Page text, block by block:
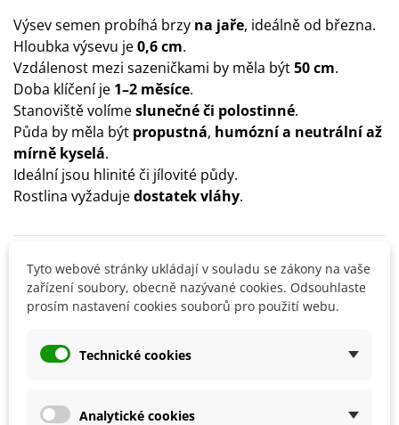
Výsev semen probíhá brzy na jaře, ideálně od března.
Hloubka výsevu je0,6 cm.
Vzdálenost mezi sazeničkami by měla být50 cm.
Doba klíčení je 1–2 měsíce.
Stanoviště volímeslunečné či polostinné.
Půda by měla být propustná, humózní a neutrální až
mírně kyselá.
Ideální jsou hlinité či jílovité půdy.
Rostlina vyžadujedostatek vláhy.
Detaily produktu
SOUVISEJÍCÍ PRODUKTY
Tyto webové stránky ukládají v souladu se zákony na vaše
zařízení soubory, obecně nazývané cookies. Odsouhlaste
prosím nastavení cookies souborů pro použití webu.
Technické cookies
Analytické cookies